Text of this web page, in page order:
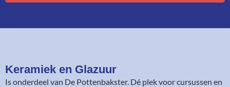
Keramiek en Glazuur​
Is onderdeel van De Pottenbakster. Dé plek voor cursussen en